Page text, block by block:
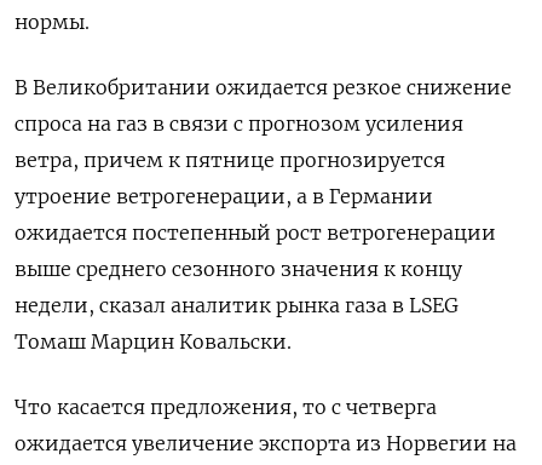
нормы.
В Великобритании ожидается резкое снижение
спроса на газ в связи с прогнозом усиления
ветра, причем к пятнице прогнозируется
утроение ветрогенерации, а в Германии
ожидается постепенный рост ветрогенерации
выше среднего сезонного значения к концу
недели, сказал аналитик рынка газа в LSEG
Томаш Марцин Ковальски.
Что касается предложения, то с четверга
ожидается увеличение экспорта из Норвегии на